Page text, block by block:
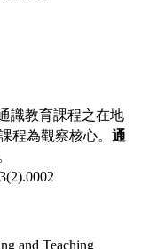
識教育課程之在地
程為觀察核心。通
。
and Teaching